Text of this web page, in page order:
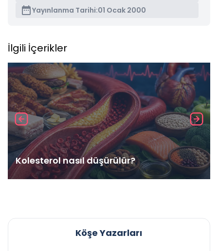
Yayınlanma Tarihi:01 Ocak 2000
İlgili İçerikler
Kolesterol nasıl düşürülür?
Köşe Yazarları